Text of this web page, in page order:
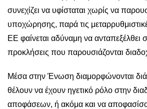
συνεχίζει να υφίσταται χωρίς να
υποχώρησης, παρά τις
ΕΕ φαίνεται αδύναμη να ανταπεξέλθει
προκλήσεις που παρουσιάζονται
Μέσα στην Ένωση διαμορφώνονται
θέλουν να έχουν ηγετικό ρόλο στην
αποφάσεων, ή ακόμα και να